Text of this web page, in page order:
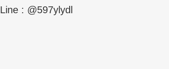
Line : @597ylydl